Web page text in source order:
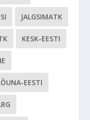
JALGSIMATK
KESK-EESTI
EESTI